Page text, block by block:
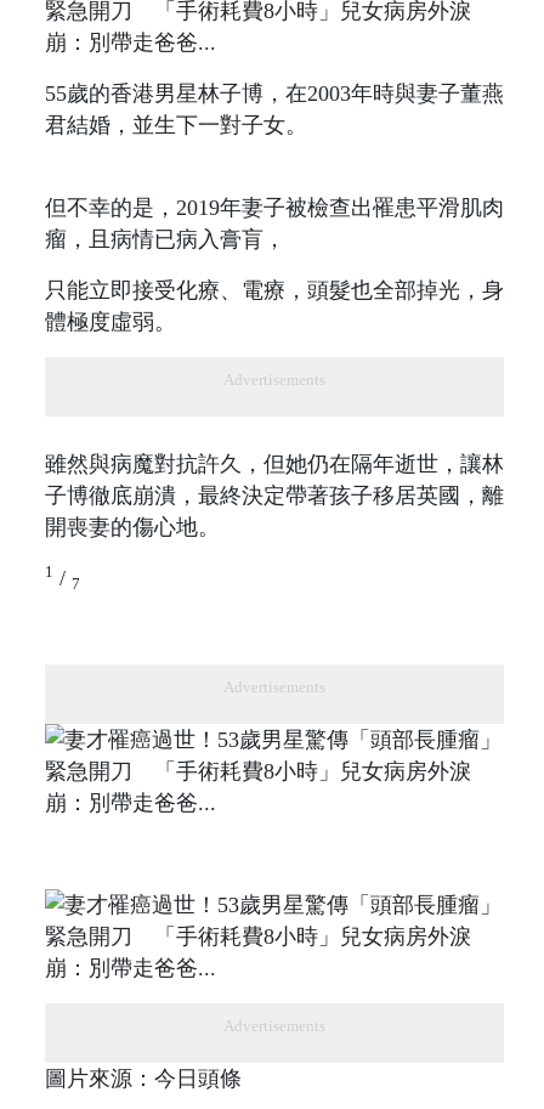
55歲的香港男星林子博，在2003年時與妻子董燕
君結婚，並生下一對子女。
但不幸的是，2019年妻子被檢查出罹患平滑肌肉
瘤，且病情已病入膏肓，
只能立即接受化療、電療，頭髮也全部掉光，身
體極度虛弱。
Advertisements
雖然與病魔對抗許久，但她仍在隔年逝世，讓林
子博徹底崩潰，最終決定帶著孩子移居英國，離
開喪妻的傷心地。
1 / 7
Advertisements
Advertisements
圖片來源：今日頭條